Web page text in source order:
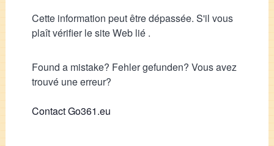
Cette information peut être dépassée. S'il vous
plaît vérifier le site Web lié .
Found a mistake? Fehler gefunden? Vous avez
trouvé une erreur?
Contact Go361.eu